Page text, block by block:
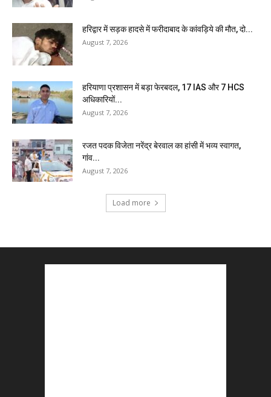
हरिद्वार में सड़क हादसे में फरीदाबाद के कांवड़िये की मौत, दो...
August 7, 2026
हरियाणा प्रशासन में बड़ा फेरबदल, 17 IAS और 7 HCS
अधिकारियों...
August 7, 2026
रजत पदक विजेता नरेंद्र बेरवाल का हांसी में भव्य स्वागत,
गांव...
August 7, 2026
Load more